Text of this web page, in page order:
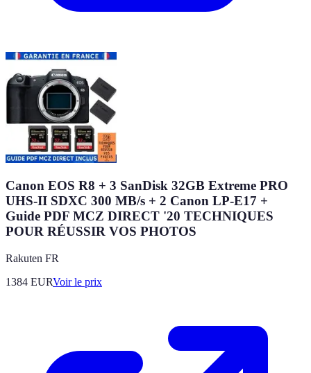
Canon EOS R8 + 3 SanDisk 32GB Extreme PRO
UHS-II SDXC 300 MB/s + 2 Canon LP-E17 +
Guide PDF MCZ DIRECT '20 TECHNIQUES
POUR RÉUSSIR VOS PHOTOS
Rakuten FR
1384 EURVoir le prix